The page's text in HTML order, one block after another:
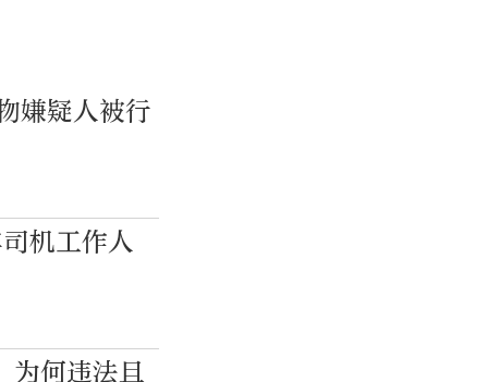
嫌疑人被行
机工作人
何违法且